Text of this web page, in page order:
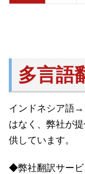
多言語
インドネシア語
はなく、弊社が
供しています。
◆弊社翻訳サー